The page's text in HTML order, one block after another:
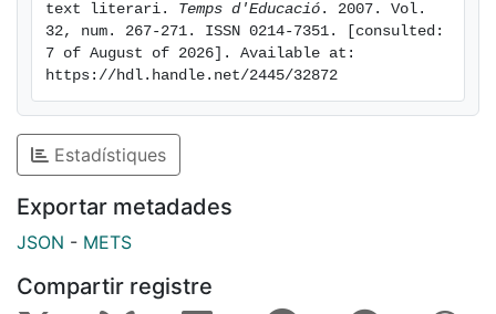
text literari. Temps d'Educació . 2007. Vol.
32, num. 267-271. ISSN 0214-7351. [consulted:
7 of August of 2026]. Available at:
https://hdl.handle.net/2445/32872
Estadístiques
Exportar metadades
JSON - METS
Compartir registre